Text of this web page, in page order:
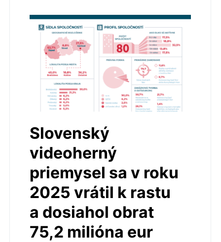
Slovenský
videoherný
priemysel sa v roku
2025 vrátil k rastu
a dosiahol obrat
75,2 milióna eur